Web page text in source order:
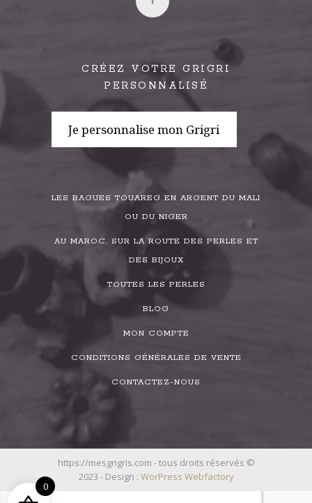
CRÉEZ VOTRE GRIGRI
PERSONNALISÉ
Je personnalise mon Grigri
LES BAGUES TOUAREG EN ARGENT DU MALI
OU DU NIGER
AU MAROC, SUR LA ROUTE DES PERLES ET
DES BIJOUX
TOUTES LES PERLES
BLOG
MON COMPTE
CONDITIONS GÉNÉRALES DE VENTE
CONTACTEZ-NOUS
https://mesgrigris.com - tous droits réservés ©
2023 - Design : WorPress Webfactory
0